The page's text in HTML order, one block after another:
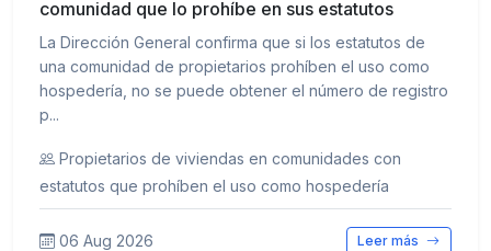
comunidad que lo prohíbe en sus estatutos
La Dirección General confirma que si los estatutos de
una comunidad de propietarios prohíben el uso como
hospedería, no se puede obtener el número de registro
p...
Propietarios de viviendas en comunidades con
estatutos que prohíben el uso como hospedería
06 Aug 2026 Leer más